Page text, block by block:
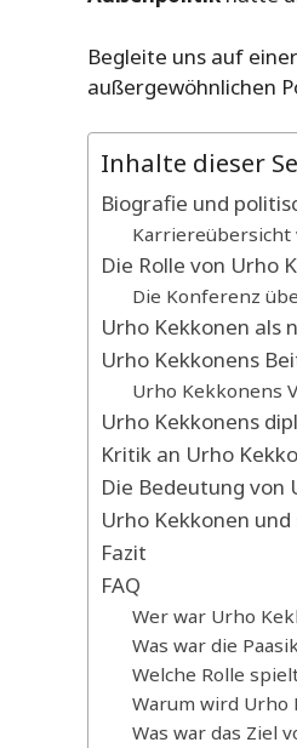
Begleite uns auf
außergewöhnlichen
Inhalte dieser
Biografie und
Karriereübersicht
Die Rolle von Urho
Die Konferenz
Urho Kekkonen als
Urho Kekkonens
Urho Kekkonens
Urho Kekkonens
Kritik an Urho
Die Bedeutung von
Urho Kekkonen
Fazit
FAQ
Wer war Urho
Was war die
Welche Rolle
Warum wird Urho
Was war das Ziel